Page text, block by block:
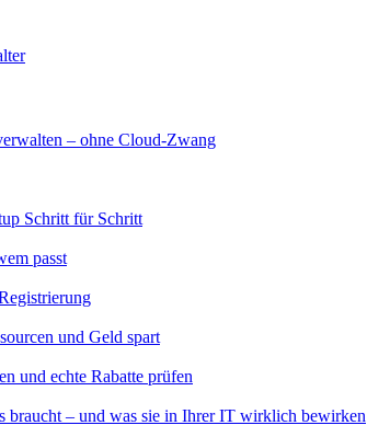
– ohne Cloud-Zwang
Schritt für Schritt
passt
und Geld spart
und echte Rabatte prüfen
braucht – und was sie in Ihrer IT wirklich bewirken